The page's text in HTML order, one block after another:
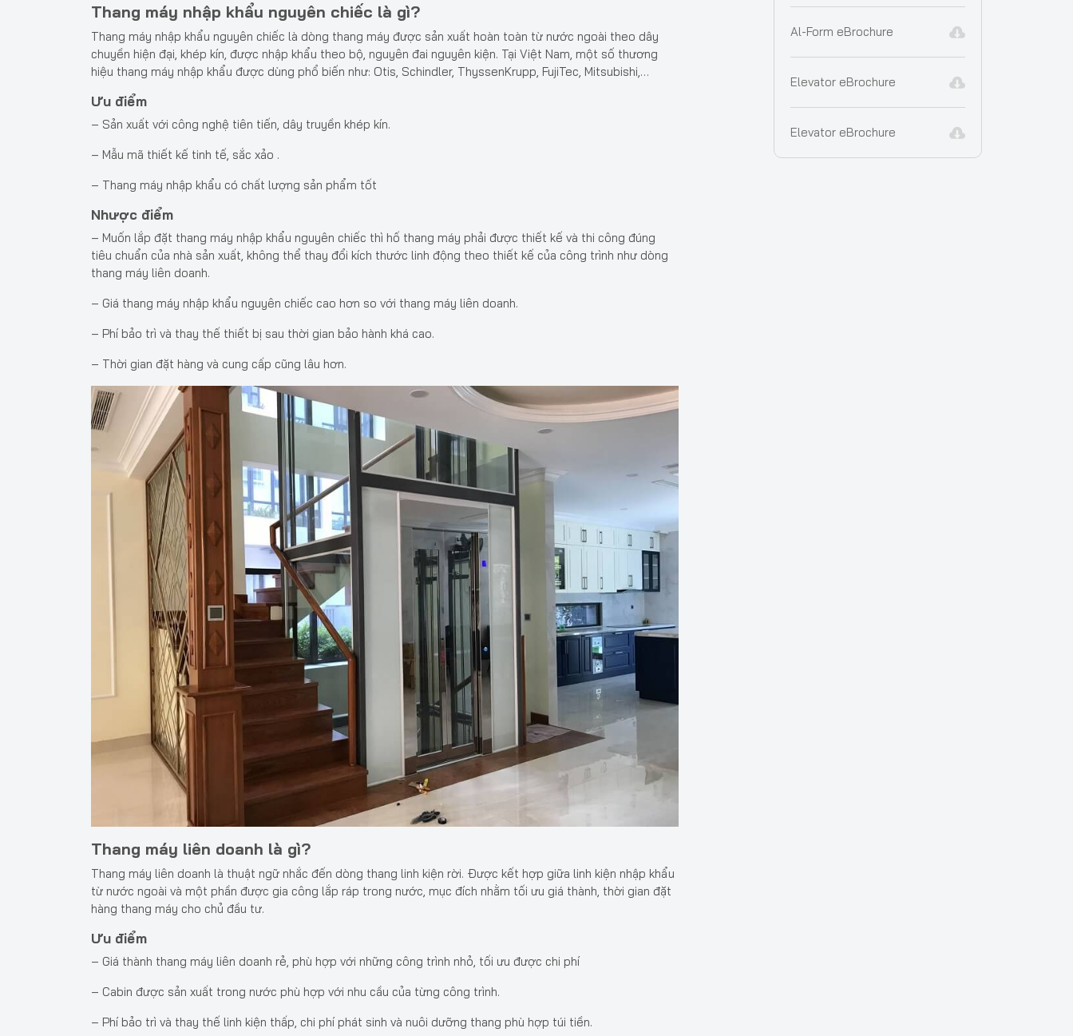
Thang máy nhập khẩu nguyên chiếc là gì?
Thang máy nhập khẩu nguyên chiếc là dòng thang máy được sản xuất hoàn toàn từ nước ngoài theo dây
chuyền hiện đại, khép kín, được nhập khẩu theo bộ, nguyên đai nguyên kiện. Tại Việt Nam, một số thương
hiệu thang máy nhập khẩu được dùng phổ biến như: Otis, Schindler, ThyssenKrupp, FujiTec, Mitsubishi,…
Ưu điểm
– Sản xuất với công nghệ tiên tiến, dây truyền khép kín.
– Mẫu mã thiết kế tinh tế, sắc xảo .
– Thang máy nhập khẩu có chất lượng sản phẩm tốt
Nhược điểm
– Muốn lắp đặt thang máy nhập khẩu nguyên chiếc thì hố thang máy phải được thiết kế và thi công đúng
tiêu chuẩn của nhà sản xuất, không thể thay đổi kích thước linh động theo thiết kế của công trình như dòng
thang máy liên doanh.
– Giá thang máy nhập khẩu nguyên chiếc cao hơn so với thang máy liên doanh.
– Phí bảo trì và thay thế thiết bị sau thời gian bảo hành khá cao.
– Thời gian đặt hàng và cung cấp cũng lâu hơn.
Thang máy liên doanh là gì?
Thang máy liên doanh là thuật ngữ nhắc đến dòng thang linh kiện rời. Được kết hợp giữa linh kiện nhập khẩu
từ nước ngoài và một phần được gia công lắp ráp trong nước, mục đích nhằm tối ưu giá thành, thời gian đặt
hàng thang máy cho chủ đầu tư.
Ưu điểm
– Giá thành thang máy liên doanh rẻ, phù hợp với những công trình nhỏ, tối ưu được chi phí
– Cabin được sản xuất trong nước phù hợp với nhu cầu của từng công trình.
– Phí bảo trì và thay thế linh kiện thấp, chi phí phát sinh và nuôi dưỡng thang phù hợp túi tiền.
Al-Form eBrochure
Elevator eBrochure
Elevator eBrochure